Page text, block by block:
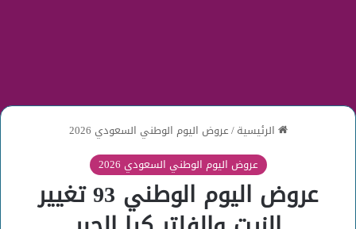
الرئيسية/عروض اليوم الوطني السعودي 2026
عروض اليوم الوطني السعودي 2026
عروض اليوم الوطني 93 تغيير